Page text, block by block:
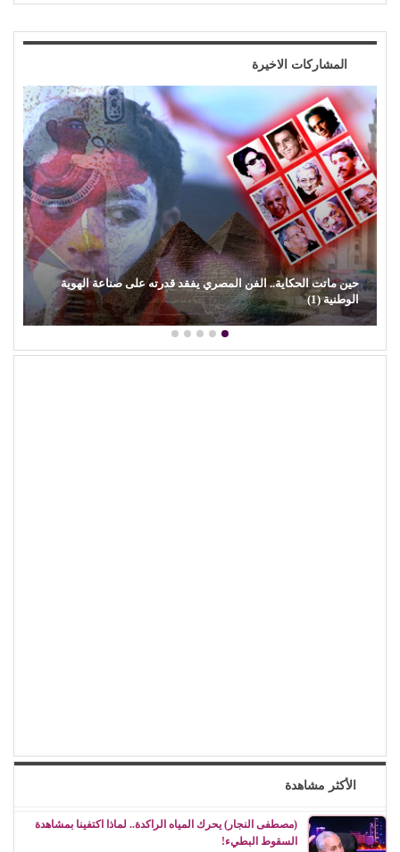
احفظ اسمي والبريد الإلكتروني وموقع الويب في هذا المتصفح
للمرة الأولى التي أعلق فيها.
أعلمني بمتابعة التعليقات بواسطة البريد الإلكتروني.
أعلمني بالمواضيع الجديدة بواسطة البريد الإلكتروني.